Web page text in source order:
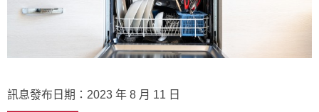
訊息發布日期：2023 年 8 月 11 日